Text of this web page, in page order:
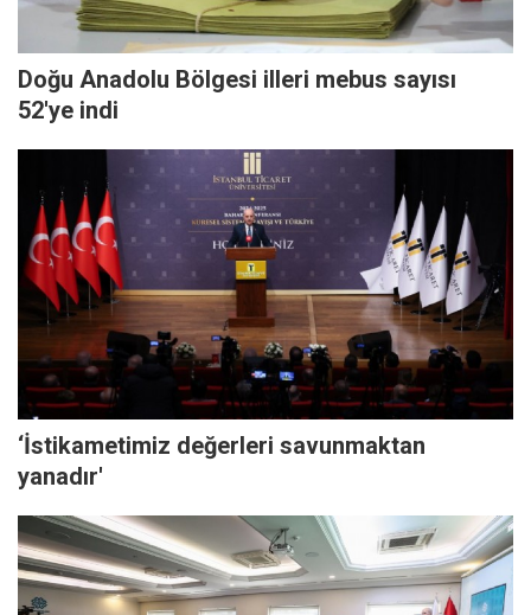
Doğu Anadolu Bölgesi illeri mebus sayısı
52'ye indi
‘İstikametimiz değerleri savunmaktan
yanadır'